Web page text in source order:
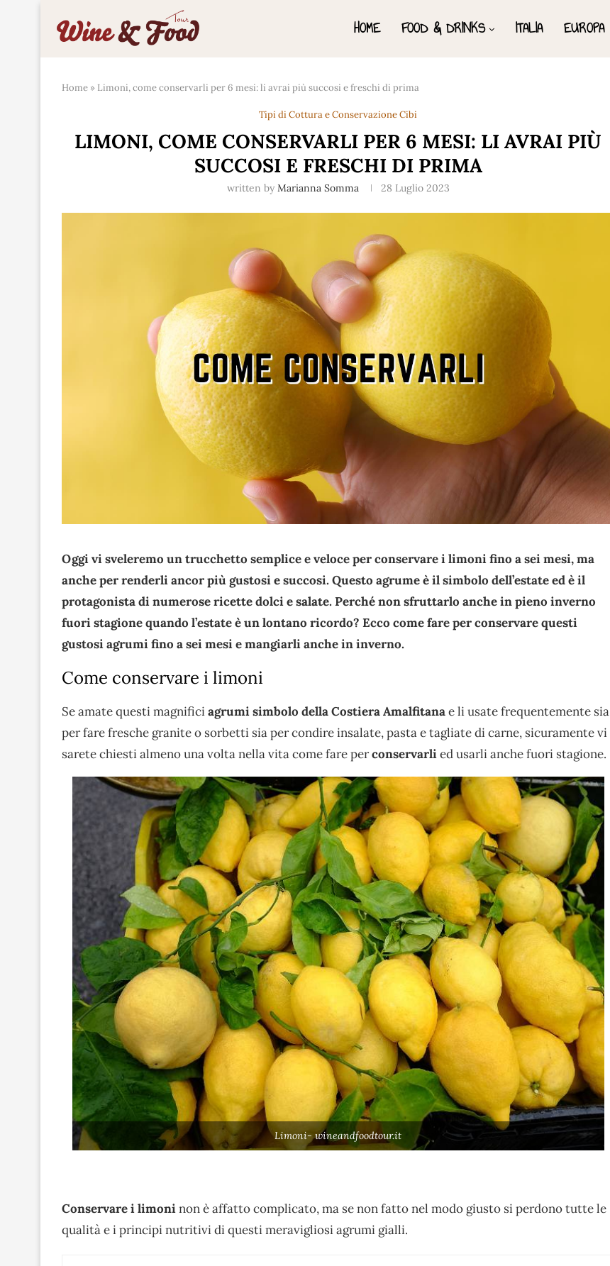
HOME FOOD & DRINKS ITALIA EUROPA
Home » Limoni, come conservarli per 6 mesi: li avrai più succosi e freschi di prima
Tipi di Cottura e Conservazione Cibi
LIMONI, COME CONSERVARLI PER 6 MESI: LI AVRAI PIÙ
SUCCOSI E FRESCHI DI PRIMA
written by Marianna Somma 28 Luglio 2023
Oggi vi sveleremo un trucchetto semplice e veloce per conservare i limoni fino a sei mesi, ma
anche per renderli ancor più gustosi e succosi. Questo agrume è il simbolo dell’estate ed è il
protagonista di numerose ricette dolci e salate. Perché non sfruttarlo anche in pieno inverno
fuori stagione quando l’estate è un lontano ricordo? Ecco come fare per conservare questi
gustosi agrumi fino a sei mesi e mangiarli anche in inverno.
Come conservare i limoni
Se amate questi magnificiagrumi simbolo della Costiera Amalfitanae li usate frequentemente sia
per fare fresche granite o sorbetti sia per condire insalate, pasta e tagliate di carne, sicuramente vi
sarete chiesti almeno una volta nella vita come fare perconservarlied usarli anche fuori stagione.
Limoni- wineandfoodtour.it
Conservare i limoninon è affatto complicato, ma se non fatto nel modo giusto si perdono tutte le
qualità e i principi nutritivi di questi meravigliosi agrumi gialli.